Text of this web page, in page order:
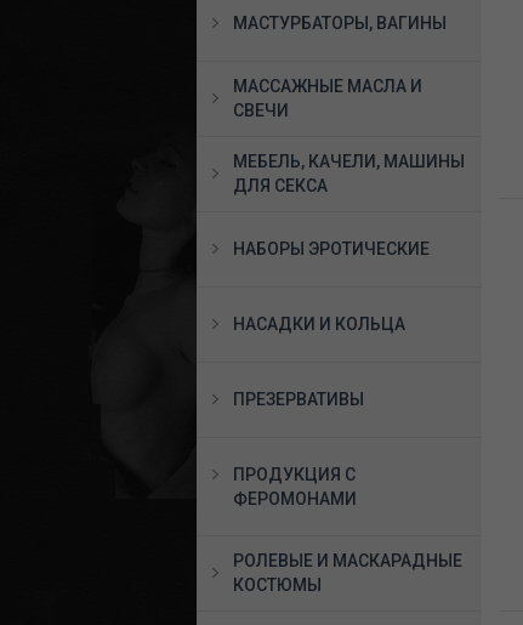
МАСТУРБАТОРЫ, ВАГИНЫ
МАССАЖНЫЕ МАСЛА И
СВЕЧИ
МЕБЕЛЬ, КАЧЕЛИ, МАШИНЫ
ДЛЯ СЕКСА
НАБОРЫ ЭРОТИЧЕСКИЕ
НАСАДКИ И КОЛЬЦА
ПРЕЗЕРВАТИВЫ
ПРОДУКЦИЯ С
ФЕРОМОНАМИ
РОЛЕВЫЕ И МАСКАРАДНЫЕ
КОСТЮМЫ